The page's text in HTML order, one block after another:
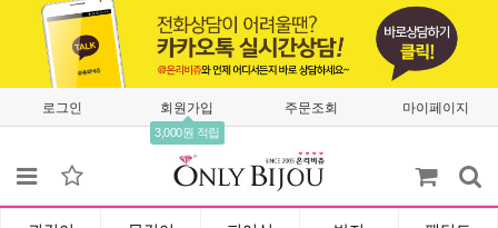
로그인 회원가입
3,000원 적립
주문조회 마이페이지